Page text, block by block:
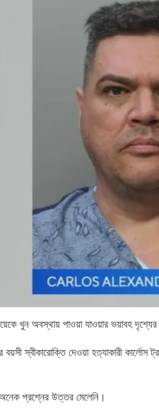
খুন অবস্থায় পাওয়া যাওয়ার ভয়াবহ
স্বীকারোক্তি দেওয়া হত্যাকারী
প্রশ্নের উত্তর মেলেনি।